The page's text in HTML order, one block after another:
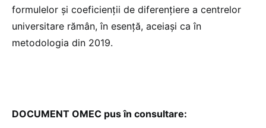
formulelor și coeficienții de diferențiere a centrelor
universitare rămân, în esență, aceiași ca în
metodologia din 2019.
DOCUMENT OMEC pus în consultare: